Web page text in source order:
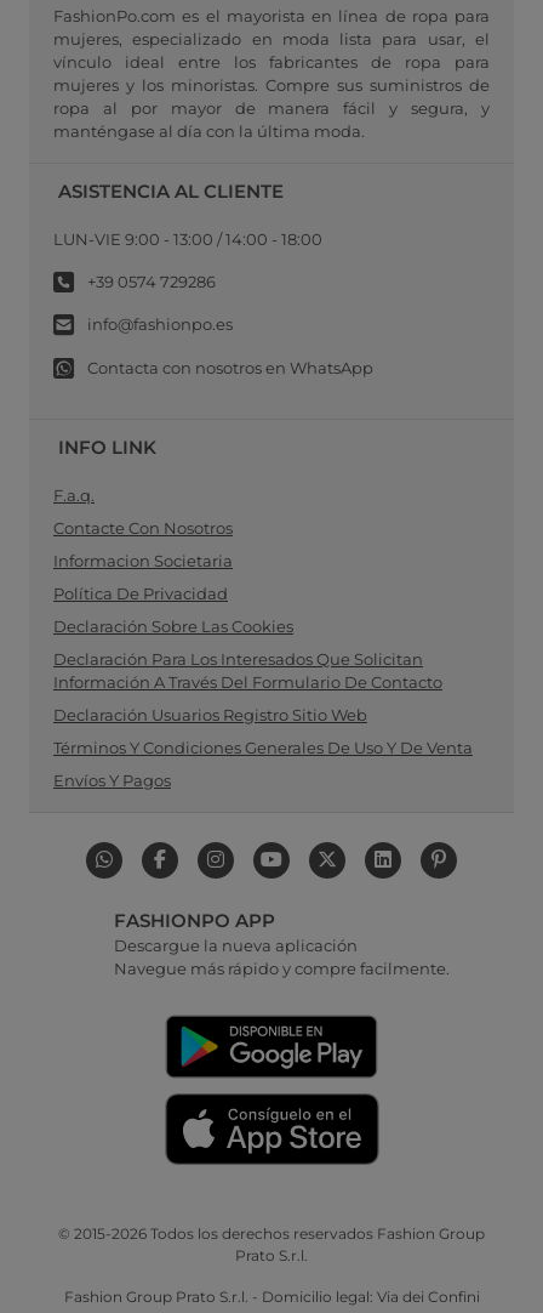
FashionPo.com es el mayorista en línea de ropa para
mujeres, especializado en moda lista para usar, el
vínculo ideal entre los fabricantes de ropa para
mujeres y los minoristas. Compre sus suministros de
ropa al por mayor de manera fácil y segura, y
manténgase al día con la última moda.
ASISTENCIA AL CLIENTE
LUN-VIE 9:00 - 13:00 / 14:00 - 18:00
+39 0574 729286
info@fashionpo.es
Contacta con nosotros en WhatsApp
INFO LINK
F.a.q.
Contacte Con Nosotros
Informacion Societaria
Política De Privacidad
Declaración Sobre Las Cookies
Declaración Para Los Interesados Que Solicitan
Información A Través Del Formulario De Contacto
Declaración Usuarios Registro Sitio Web
Términos Y Condiciones Generales De Uso Y De Venta
Envíos Y Pagos
FASHIONPO APP
Descargue la nueva aplicación
Navegue más rápido y compre facilmente.
© 2015-2026 Todos los derechos reservados Fashion Group
Prato S.r.l.
Fashion Group Prato S.r.l. - Domicilio legal: Via dei Confini